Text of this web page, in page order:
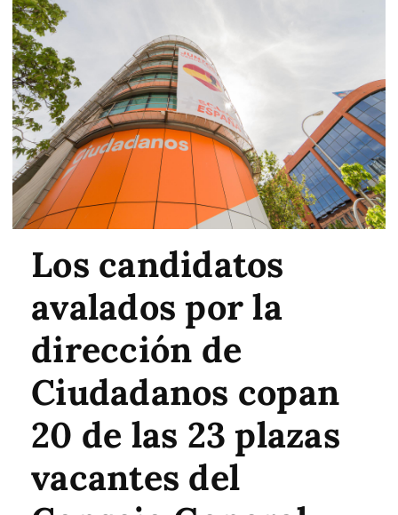
Los candidatos
avalados por la
dirección de
Ciudadanos copan
20 de las 23 plazas
vacantes del